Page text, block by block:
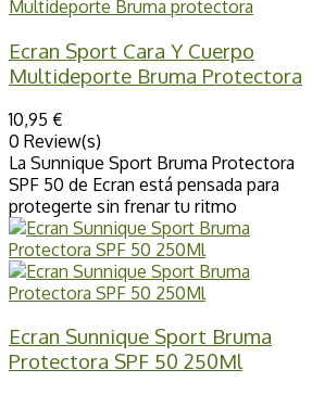
Ecran Sport Cara Y Cuerpo
Multideporte Bruma Protectora
10,95 €
0 Review(s)
La Sunnique Sport Bruma Protectora
SPF 50 de Ecran está pensada para
protegerte sin frenar tu ritmo
Ecran Sunnique Sport Bruma
Protectora SPF 50 250Ml